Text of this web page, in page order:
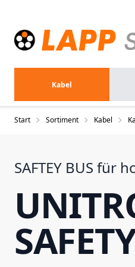
Kabel
Start Sortiment Kabel
SAFTEY BUS für